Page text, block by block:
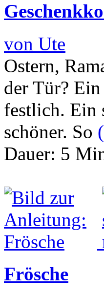
von Ute
Ostern,
der Tür?
festlich. Ein
schöner. So
Dauer: 5
Frösche